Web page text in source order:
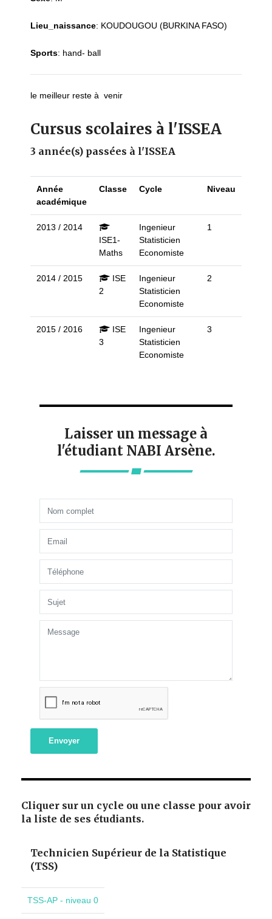
Lieu_naissance: KOUDOUGOU (BURKINA FASO)
Sports: hand- ball
le meilleur reste à venir
Cursus scolaires à l'ISSEA
3 année(s) passées à l'ISSEA
Année
académique
Classe Cycle Niveau
2013 / 2014
ISE1-
Maths
Ingenieur
Statisticien
Economiste
1
2014 / 2015
ISE
2
Ingenieur
Statisticien
Economiste
2
2015 / 2016
ISE
3
Ingenieur
Statisticien
Economiste
3
Laisser un message à
l'étudiant NABI Arsène.
Envoyer
Cliquer sur un cycle ou une classe pour avoir
la liste de ses étudiants.
Technicien Supérieur de la Statistique
(TSS)
TSS-AP - niveau 0